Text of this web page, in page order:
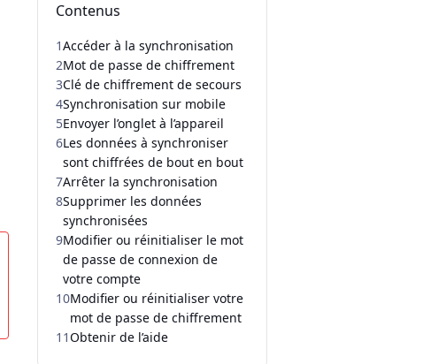
Contenus
1Accéder à la synchronisation
2Mot de passe de chiffrement
3Clé de chiffrement de secours
4Synchronisation sur mobile
5Envoyer l’onglet à l’appareil
6Les données à synchroniser
sont chiffrées de bout en bout
7Arrêter la synchronisation
8Supprimer les données
synchronisées
9Modifier ou réinitialiser le mot
de passe de connexion de
votre compte
10Modifier ou réinitialiser votre
mot de passe de chiffrement
11Obtenir de l’aide